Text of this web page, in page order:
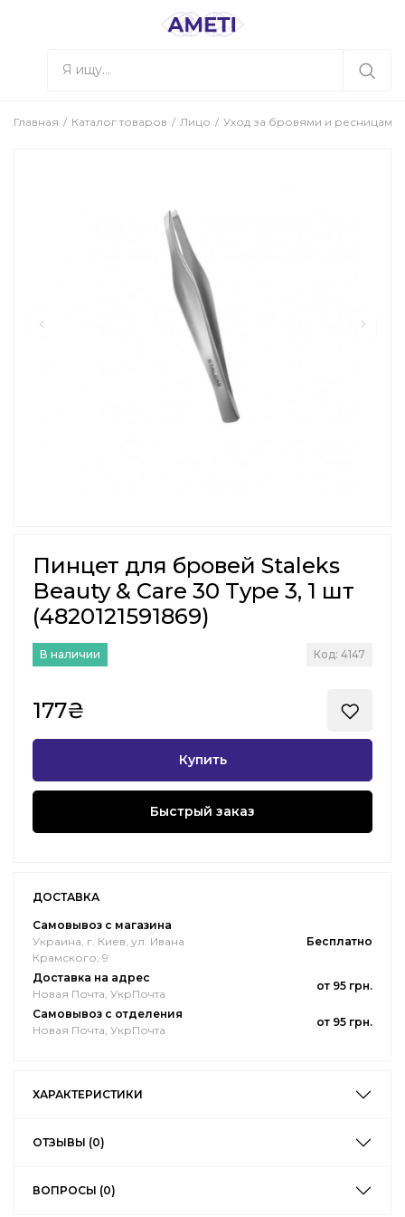
Главная Каталог товаров Лицо Уход за бровями и ресницами
Пинцет для бровей Staleks
Beauty & Care 30 Type 3, 1 шт
(4820121591869)
В наличии Код: 4147
177₴
Купить
Быстрый заказ
ДОСТАВКА
Самовывоз с магазина
Украина, г. Киев, ул. Ивана
Крамского, 9
Бесплатно
Доставка на адрес
Новая Почта, УкрПочта
от 95 грн.
Самовывоз с отделения
Новая Почта, УкрПочта
от 95 грн.
ХАРАКТЕРИСТИКИ
ОТЗЫВЫ (0)
ВОПРОСЫ (0)